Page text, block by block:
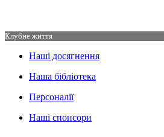
Клубне життя
Наші досягнення
Наша бібліотека
Персоналії
Наші спонсори